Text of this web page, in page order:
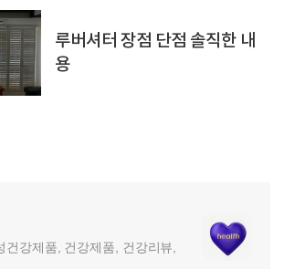
루버셔터 장점 단점 솔직한 내
용
건강제품, 건강제품, 건강리뷰,